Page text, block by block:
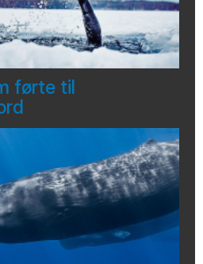
førte til